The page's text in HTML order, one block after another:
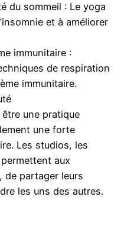
du sommeil : Le yoga
et à améliorer
immunitaire :
de respiration
immunitaire.
une pratique
une forte
Les studios, les
aux
de partager leurs
les uns des autres.